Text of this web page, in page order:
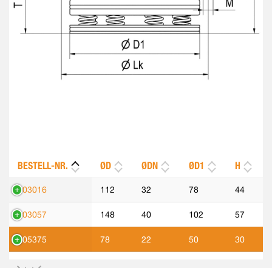
BESTELL-NR. ØD ØDN ØD1 H
303016 112 32 78 44
303057 148 40 102 57
305375 78 22 50 30